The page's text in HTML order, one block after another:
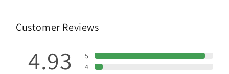
Customer Reviews
4.93
5
4